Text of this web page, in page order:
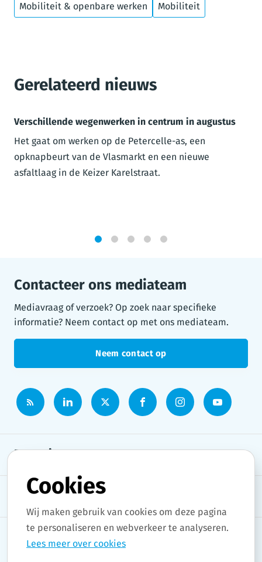
Mobiliteit & openbare werken
Mobiliteit
Gerelateerd nieuws
Verschillende wegenwerken in centrum in augustus
Het gaat om werken op de Petercelle-as, een
opknapbeurt van de Vlasmarkt en een nieuwe
asfaltlaag in de Keizer Karelstraat.
Contacteer ons mediateam
Mediavraag of verzoek? Op zoek naar specifieke
informatie? Neem contact op met ons mediateam.
Neem contact op
Persruimte
Onderwerpen
Copyright © 2026 Stad Gent. All rights reserved.
Cookies
Wij maken gebruik van cookies om deze pagina
te personaliseren en webverkeer te analyseren.
Lees meer over cookies